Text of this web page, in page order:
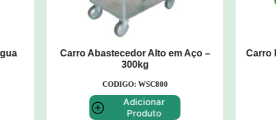
Carro Abastecedor Alto em Aço –
300kg
CODIGO: WSC800
Adicionar
Produto
Carro